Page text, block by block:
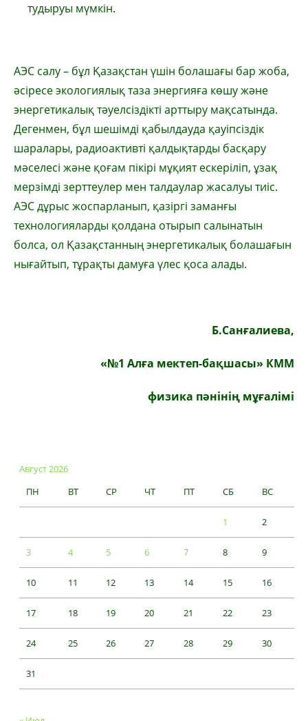
тудыруы мүмкін.
АЭС салу – бұл Қазақстан үшін болашағы бар жоба,
әсіресе экологиялық таза энергияға көшу және
энергетикалық тәуелсіздікті арттыру мақсатында.
Дегенмен, бұл шешімді қабылдауда қауіпсіздік
шаралары, радиоактивті қалдықтарды басқару
мәселесі және қоғам пікірі мұқият ескеріліп, ұзақ
мерзімді зерттеулер мен талдаулар жасалуы тиіс.
АЭС дұрыс жоспарланып, қазіргі заманғы
технологияларды қолдана отырып салынатын
болса, ол Қазақстанның энергетикалық болашағын
нығайтып, тұрақты дамуға үлес қоса алады.
Б.Санғалиева,
«№1 Алға мектеп-бақшасы» КММ
физика пәнінің мұғалімі
Август 2026
ПН
ВТ СР ЧТ ПТ СБ ВС
1 2
3 4 5 6 7 8 9
10 11 12 13 14 15 16
17 18 19 20 21 22 23
24 25 26 27 28 29 30
31